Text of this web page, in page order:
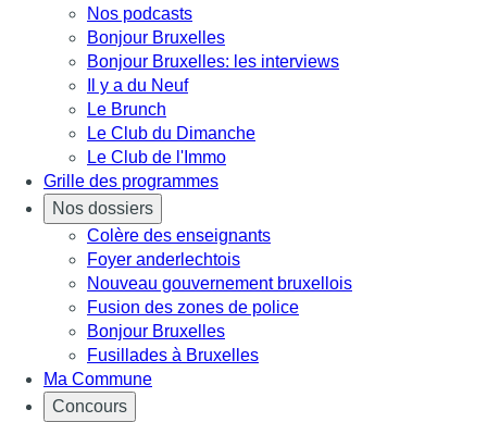
Nos podcasts
Bonjour Bruxelles
Bonjour Bruxelles: les interviews
Il y a du Neuf
Le Brunch
Le Club du Dimanche
Le Club de l'Immo
Grille des programmes
Nos dossiers
Colère des enseignants
Foyer anderlechtois
Nouveau gouvernement bruxellois
Fusion des zones de police
Bonjour Bruxelles
Fusillades à Bruxelles
Ma Commune
Concours